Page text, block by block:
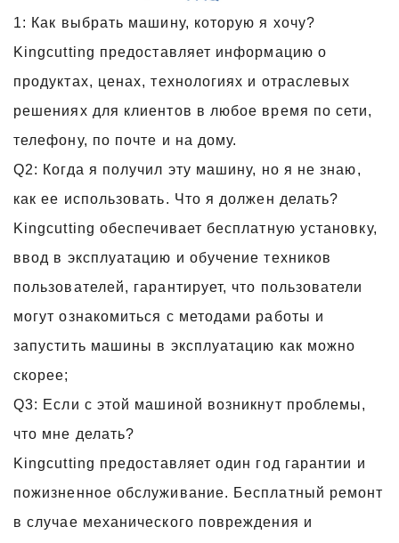
1: Как выбрать машину, которую я хочу?
Kingcutting предоставляет информацию о
продуктах, ценах, технологиях и отраслевых
решениях для клиентов в любое время по сети,
телефону, по почте и на дому.
Q2: Когда я получил эту машину, но я не знаю,
как ее использовать. Что я должен делать?
Kingcutting обеспечивает бесплатную установку,
ввод в эксплуатацию и обучение техников
пользователей, гарантирует, что пользователи
могут ознакомиться с методами работы и
запустить машины в эксплуатацию как можно
скорее;
Q3: Если с этой машиной возникнут проблемы,
что мне делать?
Kingcutting предоставляет один год гарантии и
пожизненное обслуживание. Бесплатный ремонт
в случае механического повреждения и